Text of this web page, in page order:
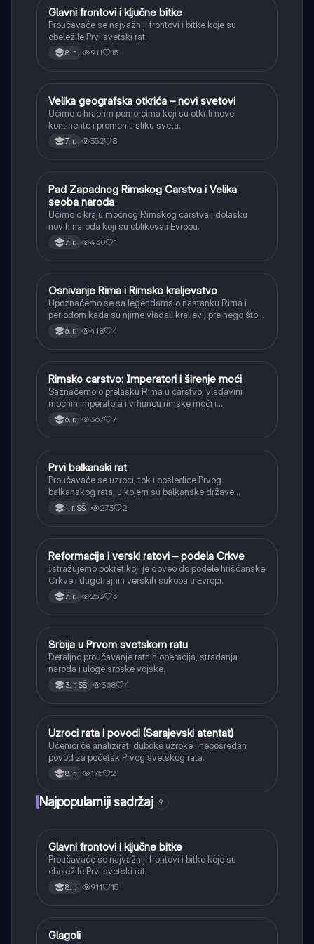
Istorija
Glavni frontovi i ključne bitke
Proučavaće se najvažniji frontovi i bitke koje su
obeležile Prvi svetski rat.
8. r. 911 15
Istorija
Velika geografska otkrića – novi svetovi
Učimo o hrabrim pomorcima koji su otkrili nove
kontinente i promenili sliku sveta.
7. r. 352 8
Istorija
Pad Zapadnog Rimskog Carstva i Velika
seoba naroda
Učimo o kraju moćnog Rimskog carstva i dolasku
novih naroda koji su oblikovali Evropu.
7. r. 430 1
Istorija
Osnivanje Rima i Rimsko kraljevstvo
Upoznaćemo se sa legendama o nastanku Rima i
periodom kada su njime vladali kraljevi, pre nego što
je postao republika.
6. r. 418 4
Istorija
Rimsko carstvo: Imperatori i širenje moći
Saznaćemo o prelasku Rima u carstvo, vladavini
moćnih imperatora i vrhuncu rimske moći i
teritorijalnog širenja.
6. r. 367 7
Istorija
Prvi balkanski rat
Proučavaće se uzroci, tok i posledice Prvog
balkanskog rata, u kojem su balkanske države
oslobodile veći deo teritorija od Osmanskog carstva.
1. r. SŠ 273 2
Istorija
Reformacija i verski ratovi – podela Crkve
Istražujemo pokret koji je doveo do podele hrišćanske
Crkve i dugotrajnih verskih sukoba u Evropi.
7. r. 253 3
Istorija
Srbija u Prvom svetskom ratu
Detaljno proučavanje ratnih operacija, stradanja
naroda i uloge srpske vojske.
3. r. SŠ 368 4
Istorija
Uzroci rata i povodi (Sarajevski atentat)
Učenici će analizirati duboke uzroke i neposredan
povod za početak Prvog svetskog rata.
8. r. 175 2
Najpopularniji sadržaj 9
Istorija
Glavni frontovi i ključne bitke
Proučavaće se najvažniji frontovi i bitke koje su
obeležile Prvi svetski rat.
8. r. 911 15
Srpski jezik
Glagoli